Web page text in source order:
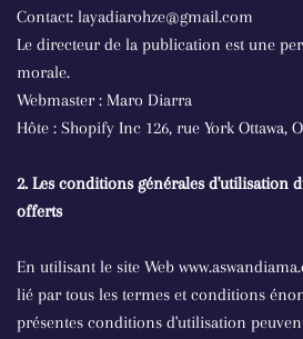
Contact: layadiarohze@gmail.com
Le directeur de la publication est une
morale.
Webmaster : Maro Diarra
Hôte : Shopify Inc 126, rue York Ottawa,
2. Les conditions générales d'utilisation
offerts
En utilisant le site Web
lié par tous les termes et conditions
présentes conditions d'utilisation